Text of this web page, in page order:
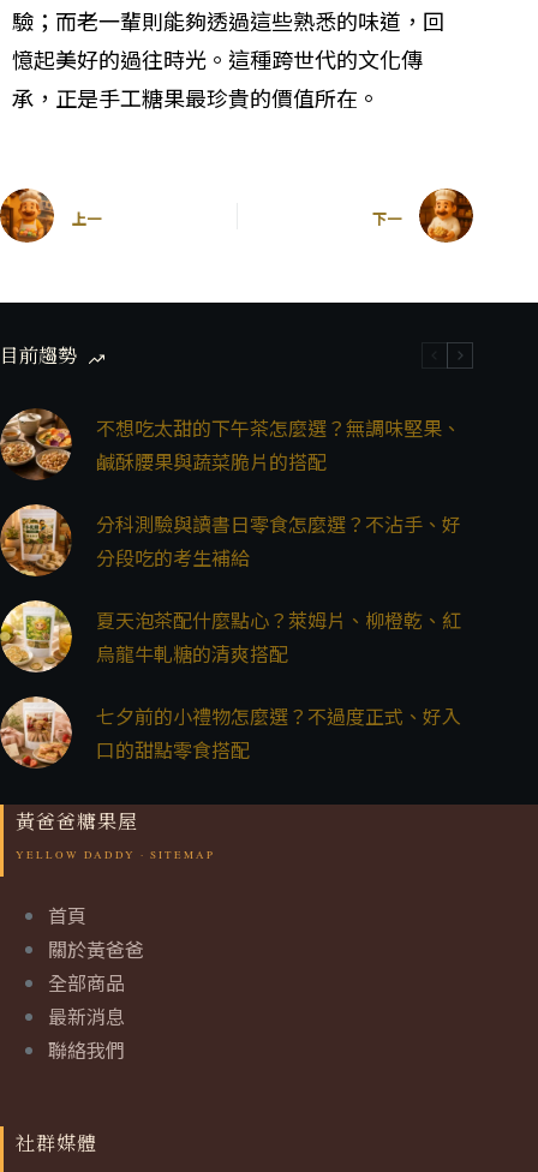
驗；而老一輩則能夠透過這些熟悉的味道，回
憶起美好的過往時光。這種跨世代的文化傳
承，正是手工糖果最珍貴的價值所在。
上一 下一
目前趨勢
不想吃太甜的下午茶怎麼選？無調味堅果、
鹹酥腰果與蔬菜脆片的搭配
分科測驗與讀書日零食怎麼選？不沾手、好
分段吃的考生補給
夏天泡茶配什麼點心？萊姆片、柳橙乾、紅
烏龍牛軋糖的清爽搭配
七夕前的小禮物怎麼選？不過度正式、好入
口的甜點零食搭配
黃爸爸糖果屋
首頁
關於黃爸爸
全部商品
最新消息
聯絡我們
社群媒體